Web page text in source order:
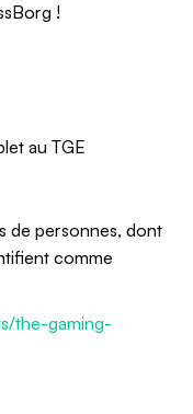
!
au TGE
de personnes, dont
comme
the-gaming-